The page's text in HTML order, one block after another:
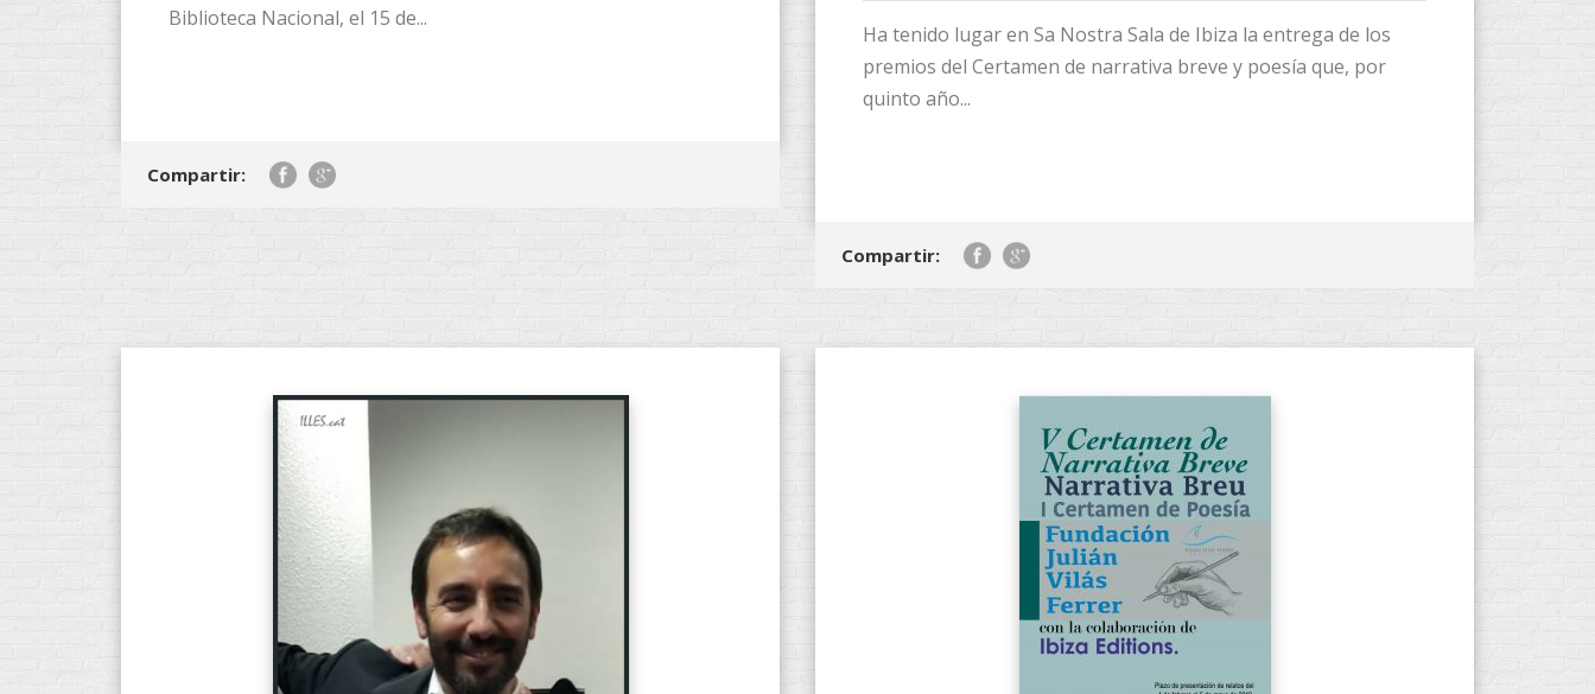
Biblioteca Nacional, el 15 de...
Compartir:
Ha tenido lugar en Sa Nostra Sala de Ibiza la entrega de los
premios del Certamen de narrativa breve y poesía que, por
quinto año...
Compartir: